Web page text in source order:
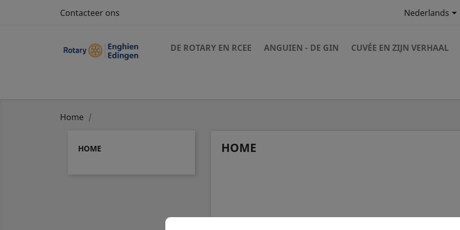
Contacteer ons Nederlands
DE ROTARY EN RCEE ANGUIEN - DE GIN CUVÉE EN ZIJN VERHAAL
Home
HOME HOME